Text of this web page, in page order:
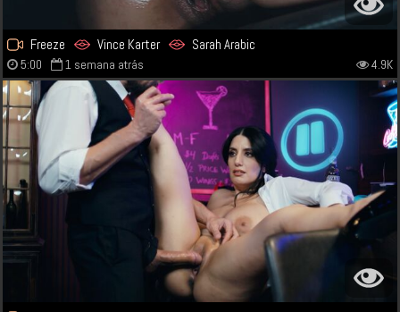
Freeze Vince Karter Sarah Arabic
5:00 1 semana atrás 4.9K